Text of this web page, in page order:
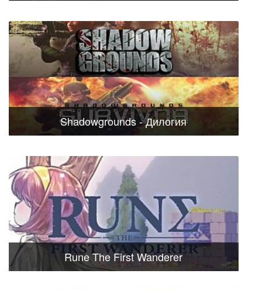
Shadowgrounds - Дилогия
Rune The First Wanderer